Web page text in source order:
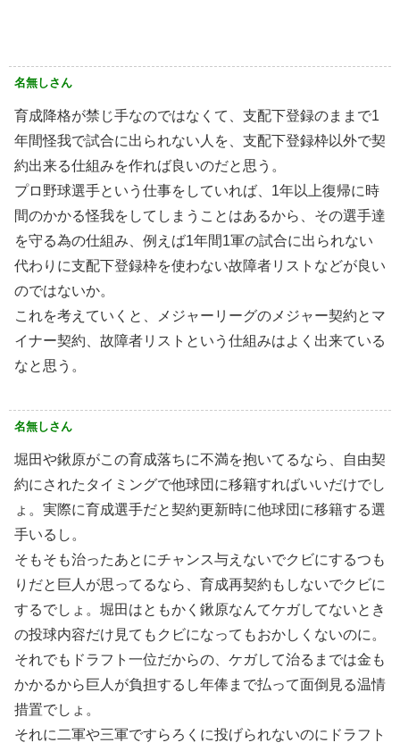
名無しさん
育成降格が禁じ手なのではなくて、支配下登録のままで1
年間怪我で試合に出られない人を、支配下登録枠以外で契
約出来る仕組みを作れば良いのだと思う。
プロ野球選手という仕事をしていれば、1年以上復帰に時
間のかかる怪我をしてしまうことはあるから、その選手達
を守る為の仕組み、例えば1年間1軍の試合に出られない
代わりに支配下登録枠を使わない故障者リストなどが良い
のではないか。
これを考えていくと、メジャーリーグのメジャー契約とマ
イナー契約、故障者リストという仕組みはよく出来ている
なと思う。
名無しさん
堀田や鍬原がこの育成落ちに不満を抱いてるなら、自由契
約にされたタイミングで他球団に移籍すればいいだけでし
ょ。実際に育成選手だと契約更新時に他球団に移籍する選
手いるし。
そもそも治ったあとにチャンス与えないでクビにするつも
りだと巨人が思ってるなら、育成再契約もしないでクビに
するでしょ。堀田はともかく鍬原なんてケガしてないとき
の投球内容だけ見てもクビになってもおかしくないのに。
それでもドラフト一位だからの、ケガして治るまでは金も
かかるから巨人が負担するし年俸まで払って面倒見る温情
措置でしょ。
それに二軍や三軍ですらろくに投げられないのにドラフト